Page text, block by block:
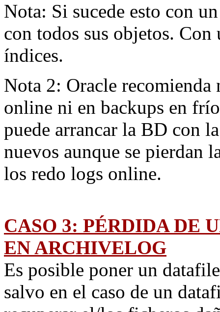
Nota: Si sucede esto con
con todos sus objetos.
índices.
Nota 2: Oracle recomienda
online ni en backups en
puede arrancar la BD con
nuevos aunque se pierdan
los redo logs online.
CASO 3: PÉRDIDA DE
EN ARCHIVELOG
Es posible poner un
salvo en el caso de un